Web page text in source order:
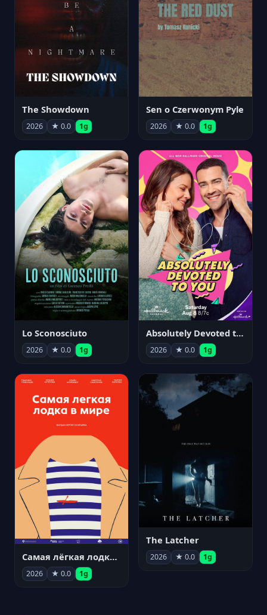
The Showdown
2026 ★ 0.0 1g
Sen o Czerwonym Pyle
2026 ★ 0.0 1g
Lo Sconosciuto
2026 ★ 0.0 1g
Absolutely Devoted to You
2026 ★ 0.0 1g
Самая лёгкая лодка в мире
2026 ★ 0.0 1g
The Latcher
2026 ★ 0.0 1g